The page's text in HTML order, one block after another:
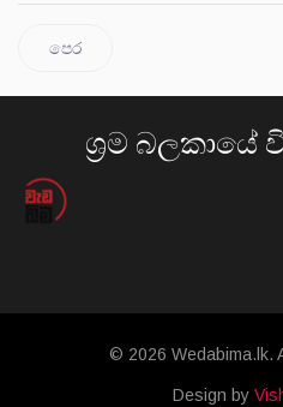
පෙර
ශ්‍රම බලකායේ
© 2026 Wedabima.lk.
Design by